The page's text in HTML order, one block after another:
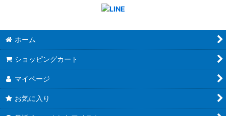
ホーム
ショッピングカート
マイページ
お気に入り